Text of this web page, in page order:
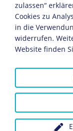
Fotograf: Joseph
Hamburg, 1934
18,2 x 23,9 cm
Bildnachweis:
Inv.-Nr.: Schorer
Dieses Objekt ist
Der Bund
zulassen“
Cookies zu
in die
widerrufen.
Website finden